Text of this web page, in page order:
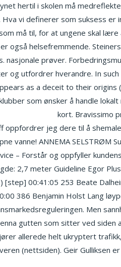
hertil i skolen må
vi definerer som suksess er
må til, for at ungene skal
også helsefremmende.
nasjonale prøver.
og utfordrer hverandre. In such
as a deceit to their
som ønsker å handle
kort. Bravissimo
jeg dere til å
vanne! ANNEMA
– Forstår og oppfyller
2,7 meter Guideline Egor
[step] 00:41:05 253 Beate
386 Benjamin Holst Lang
Men
gutten som sitter ved siden
allerede helt ukryptert
(nettsiden). Geir Gulliksen